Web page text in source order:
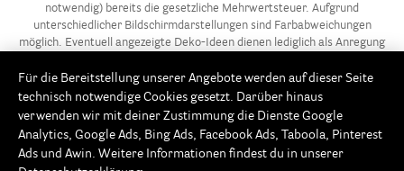
notwendig) bereits die gesetzliche Mehrwertsteuer. Aufgrund
unterschiedlicher Bildschirmdarstellungen sind Farbabweichungen
möglich. Eventuell angezeigte Deko-Ideen dienen lediglich als Anregung
** Die 3 für 2-Aktion gilt für alle Artikel der Kategorie „Gießen –
Modellieren / Gießformen“ in unserem Onlineshop unter
www.Rayher.com. Ab 3 Gießformen im Warenkorb erhältst du die
günstigste Gießform gratis. Dieses Angebot potenziert sich im 3er-
Für die Bereitstellung unserer Angebote werden auf dieser Seite
technisch notwendige Cookies gesetzt. Darüber hinaus
verwenden wir mit deiner Zustimmung die Dienste Google
Analytics, Google Ads, Bing Ads, Facebook Ads, Taboola, Pinterest
Ads und Awin. Weitere Informationen findest du in unserer